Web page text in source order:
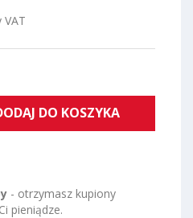
DO KOSZYKA
- otrzymasz kupiony
pieniądze.